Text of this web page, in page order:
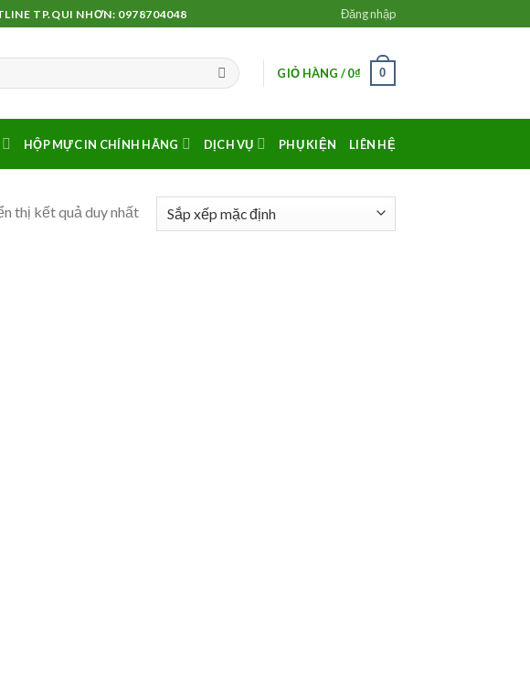
TP.QUI NHƠN: 0978704048 Đăng nhập
GIỎ HÀNG /0₫ 0
HỘP MỰC IN CHÍNH HÃNG DỊCH VỤ PHỤ KIỆN LIÊN HỆ
thị kết quả duy nhất